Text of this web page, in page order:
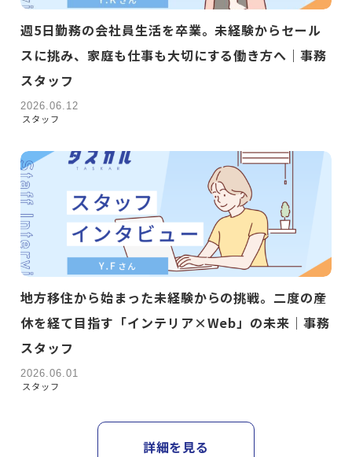
週5日勤務の会社員生活を卒業。未経験からセール
スに挑み、家庭も仕事も大切にする働き方へ｜事務
スタッフ
2026.06.12
スタッフ
地方移住から始まった未経験からの挑戦。二度の産
休を経て目指す「インテリア×Web」の未来｜事務
スタッフ
2026.06.01
スタッフ
詳細を見る